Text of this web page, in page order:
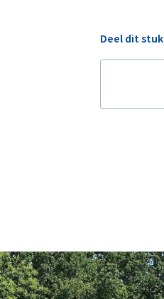
Deel dit stuk